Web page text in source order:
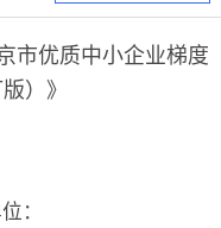
合作
创新
市优质中小企业梯度
）》
：